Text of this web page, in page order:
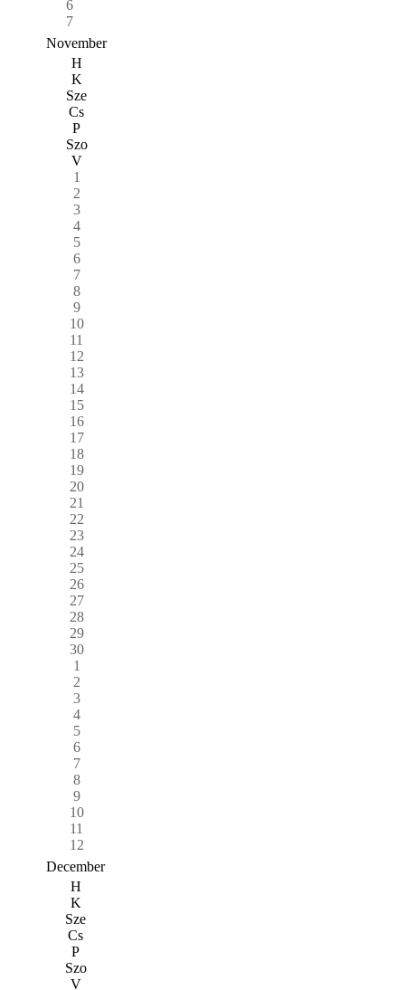
6
7
November
H
K
Sze
Cs
P
Szo
V
1
2
3
4
5
6
7
8
9
10
11
12
13
14
15
16
17
18
19
20
21
22
23
24
25
26
27
28
29
30
1
2
3
4
5
6
7
8
9
10
11
12
December
H
K
Sze
Cs
P
Szo
V